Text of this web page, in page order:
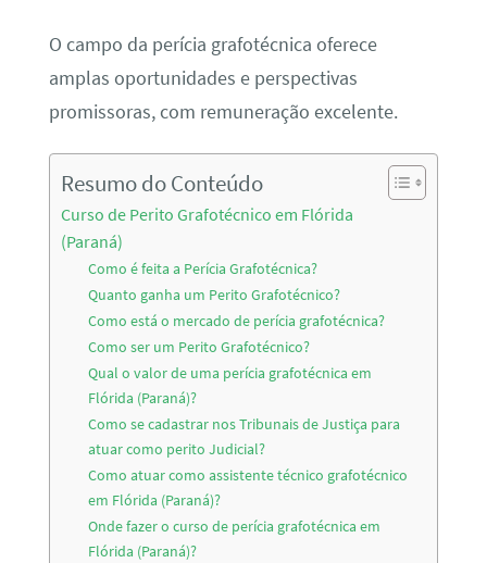
O campo da perícia grafotécnica oferece
amplas oportunidades e perspectivas
promissoras, com remuneração excelente.
Resumo do Conteúdo
Curso de Perito Grafotécnico em Flórida
(Paraná)
Como é feita a Perícia Grafotécnica?
Quanto ganha um Perito Grafotécnico?
Como está o mercado de perícia grafotécnica?
Como ser um Perito Grafotécnico?
Qual o valor de uma perícia grafotécnica em
Flórida (Paraná)?
Como se cadastrar nos Tribunais de Justiça para
atuar como perito Judicial?
Como atuar como assistente técnico grafotécnico
em Flórida (Paraná)?
Onde fazer o curso de perícia grafotécnica em
Flórida (Paraná)?